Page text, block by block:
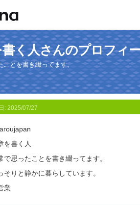
く人さんのプロフィ
ことを書き綴ってます。
: 2025/07/27
を書く人
で思ったことを書き綴ってます。
そりと静かに暮らしています。
業